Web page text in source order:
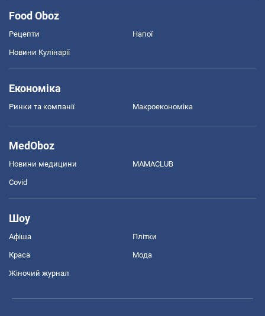
Food Oboz
Рецепти Напої
Новини Кулінарії
Економіка
Ринки та компанії Макроекономіка
MedOboz
Новини медицини MAMACLUB
Covid
Шоу
Афіша Плітки
Краса Мода
Жіночий журнал